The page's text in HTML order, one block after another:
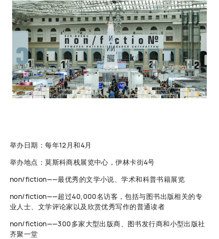
举办日期：每年12月和4月
举办地点：莫斯科商栈展览中心，伊林卡街4号
non/fiction——最优秀的文学小说、学术和科普书籍展览
non/fiction——超过40,000名访客，包括与图书出版相关的专
业人士、文学评论家以及欣赏优秀写作的普通读者
non/fiction——300多家大型出版商、图书发行商和小型出版社
齐聚一堂